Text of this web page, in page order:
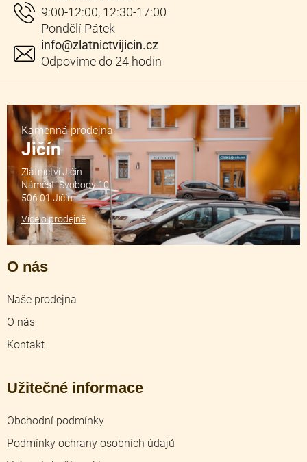
info@zlatnictvijicin.cz
O nás
Naše prodejna
O nás
Kontakt
Užitečné informace
Obchodní podmínky
Podmínky ochrany osobních údajů
Kamenná prodejna
Jičín
Zlatnictví Jičín
Náměstí Svobody 10
506 01 Jičín
Více o prodejně